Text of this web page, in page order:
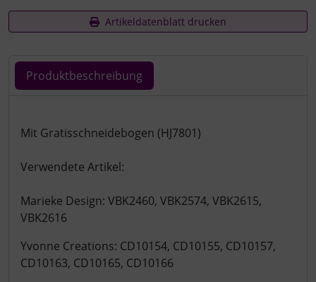
Artikeldatenblatt drucken
Produktbeschreibung
Mit Gratisschneidebogen (HJ7801)
Verwendete Artikel:
Marieke Design: VBK2460, VBK2574, VBK2615,
VBK2616
Yvonne Creations: CD10154, CD10155, CD10157,
CD10163, CD10165, CD10166